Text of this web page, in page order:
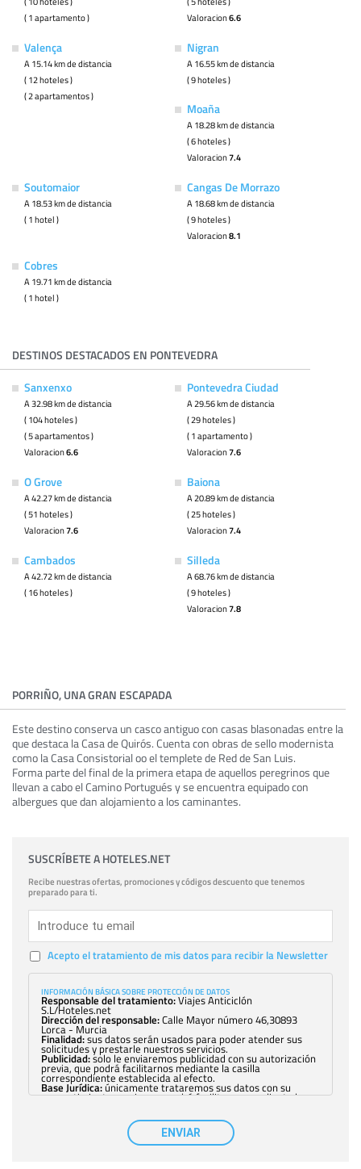
( 1 apartamento )
Valoracion6.6
Valença
A 15.14 km de distancia
( 12 hoteles )
( 2 apartamentos )
Nigran
A 16.55 km de distancia
( 9 hoteles )
Moaña
A 18.28 km de distancia
( 6 hoteles )
Valoracion7.4
Soutomaior
A 18.53 km de distancia
( 1 hotel )
Cangas De Morrazo
A 18.68 km de distancia
( 9 hoteles )
Valoracion8.1
Cobres
A 19.71 km de distancia
( 1 hotel )
DESTINOS DESTACADOS EN PONTEVEDRA
Sanxenxo
A 32.98 km de distancia
( 104 hoteles )
( 5 apartamentos )
Valoracion6.6
Pontevedra Ciudad
A 29.56 km de distancia
( 29 hoteles )
( 1 apartamento )
Valoracion7.6
O Grove
A 42.27 km de distancia
( 51 hoteles )
Valoracion7.6
Baiona
A 20.89 km de distancia
( 25 hoteles )
Valoracion7.4
Cambados
A 42.72 km de distancia
( 16 hoteles )
Silleda
A 68.76 km de distancia
( 9 hoteles )
Valoracion7.8
PORRIÑO, UNA GRAN ESCAPADA
Este destino conserva un casco antiguo con casas blasonadas entre la
que destaca la Casa de Quirós. Cuenta con obras de sello modernista
como la Casa Consistorial oo el templete de Red de San Luis.
Forma parte del final de la primera etapa de aquellos peregrinos que
llevan a cabo el Camino Portugués y se encuentra equipado con
albergues que dan alojamiento a los caminantes.
SUSCRÍBETE A HOTELES.NET
Recibe nuestras ofertas, promociones y códigos descuento que tenemos
preparado para ti.
Acepto el tratamiento de mis datos para recibir la Newsletter
INFORMACIÓN BÁSICA SOBRE PROTECCIÓN DE DATOS
Responsable del tratamiento:Viajes Anticiclón
S.L/Hoteles.net
Dirección del responsable:Calle Mayor número 46,30893
Lorca - Murcia
Finalidad:sus datos serán usados para poder atender sus
solicitudes y prestarle nuestros servicios.
Publicidad:solo le enviaremos publicidad con su autorización
previa, que podrá facilitarnos mediante la casilla
correspondiente establecida al efecto.
Base Jurídica:únicamente trataremos sus datos con su
consentimiento previo, que podrá facilitarnos mediante la
con carácter general, sólo el personal de
nuestra entidad que esté debidamente autorizado podrá
tener conocimiento de la información que le pedimos. No se
comunicarán datos a terceros.
ENVIAR